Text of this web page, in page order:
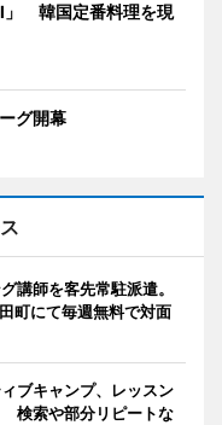
」 韓国定番料理を現
グ開幕
講師を客先常駐派遣。
町にて毎週無料で対面
ブキャンプ、レッスン
検索や部分リピートな